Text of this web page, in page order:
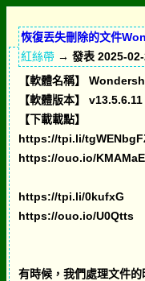
恢復丟失刪除的文件
紅絲帶→ 發表 2025-02-
【軟體名稱】
【軟體版本】 v13.5.6.11
【下載載點】
https://tpi.li/
https://ouo.io/KMAMaE
https://tpi.li/0kufxG
https://ouo.io/U0Qtts
有時候，我們處理文件